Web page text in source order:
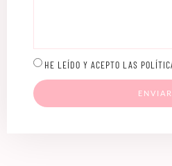
HE LEÍDO Y ACEPTO LAS
ENVIAR